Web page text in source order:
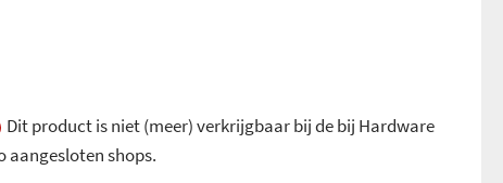
Dit product is niet (meer) verkrijgbaar bij de bij Hardware
aangesloten shops.